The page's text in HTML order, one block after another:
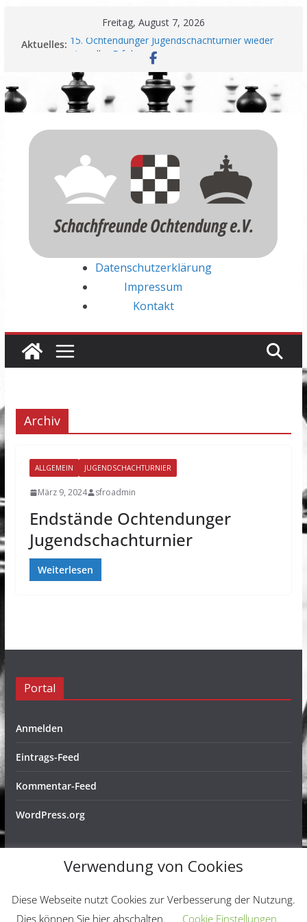
Freitag, August 7, 2026
Aktuelles: 15. Ochtendunger Jugendschachturnier wieder
ein voller Erfolg
Schachfreunde Ochtendung unterzeichnen
Fairplay Vereinbarung für Vereine
Schachfreunde mit erfolgreichem Rheinland-
Pfalz Open – Nadir Üstüntas überragt
Datenschutzerklärung
Impressum
Kontakt
Archiv
ALLGEMEIN JUGENDSCHACHTURNIER
März 9, 2024 sfroadmin
Endstände Ochtendunger
Jugendschachturnier
Weiterlesen
Portal
Anmelden
Eintrags-Feed
Kommentar-Feed
WordPress.org
Copyright © 2026Schachfreunde Ochtendung e. V.. Alle
Rechte vorbehalten.
Verwendung von Cookies
Diese Webseite nutzt Cookies zur Verbesserung der Nutzung.
Dies können Sie hier abschalten.
Cookie Einstellungen